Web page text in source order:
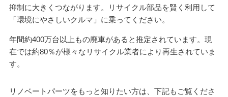
抑制に大きくつながります。リサイクル部品を賢く利用して
「環境にやさしいクルマ」に乗ってください。
年間約400万台以上もの廃車があると推定されています。現
在では約80％が様々なリサイクル業者により再生されていま
す。
リノベートパーツをもっと知りたい方は、下記もご覧くださ